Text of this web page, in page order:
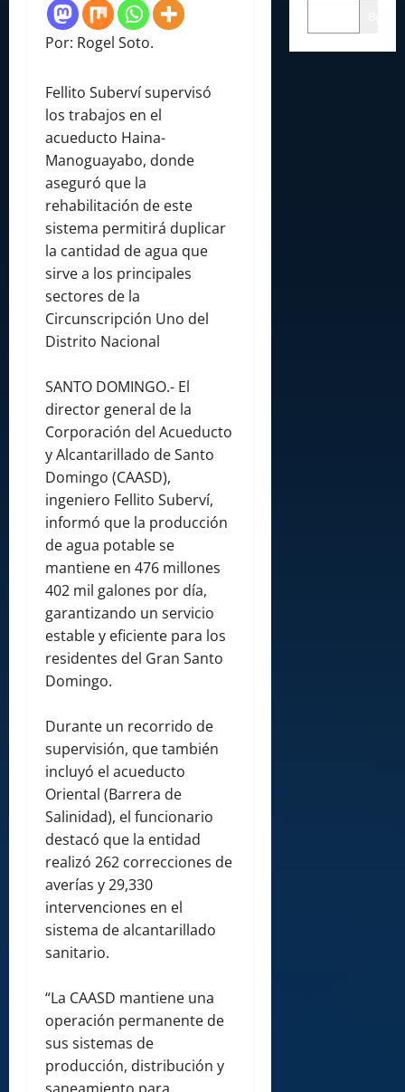
Por: Rogel Soto.
Fellito Suberví supervisó
los trabajos en el
acueducto Haina-
Manoguayabo, donde
aseguró que la
rehabilitación de este
sistema permitirá duplicar
la cantidad de agua que
sirve a los principales
sectores de la
Circunscripción Uno del
Distrito Nacional
SANTO DOMINGO.- El
director general de la
Corporación del Acueducto
y Alcantarillado de Santo
Domingo (CAASD),
ingeniero Fellito Suberví,
informó que la producción
de agua potable se
mantiene en 476 millones
402 mil galones por día,
garantizando un servicio
estable y eficiente para los
residentes del Gran Santo
Domingo.
Durante un recorrido de
supervisión, que también
incluyó el acueducto
Oriental (Barrera de
Salinidad), el funcionario
destacó que la entidad
realizó 262 correcciones de
averías y 29,330
intervenciones en el
sistema de alcantarillado
sanitario.
“La CAASD mantiene una
operación permanente de
sus sistemas de
producción, distribución y